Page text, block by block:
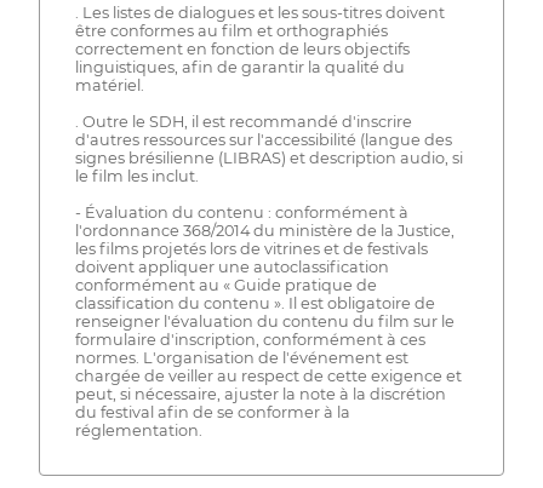
. Les listes de dialogues et les sous-titres doivent
être conformes au film et orthographiés
correctement en fonction de leurs objectifs
linguistiques, afin de garantir la qualité du
matériel.
. Outre le SDH, il est recommandé d'inscrire
d'autres ressources sur l'accessibilité (langue des
signes brésilienne (LIBRAS) et description audio, si
le film les inclut.
- Évaluation du contenu : conformément à
l'ordonnance 368/2014 du ministère de la Justice,
les films projetés lors de vitrines et de festivals
doivent appliquer une autoclassification
conformément au « Guide pratique de
classification du contenu ». Il est obligatoire de
renseigner l'évaluation du contenu du film sur le
formulaire d'inscription, conformément à ces
normes. L'organisation de l'événement est
chargée de veiller au respect de cette exigence et
peut, si nécessaire, ajuster la note à la discrétion
du festival afin de se conformer à la
réglementation.